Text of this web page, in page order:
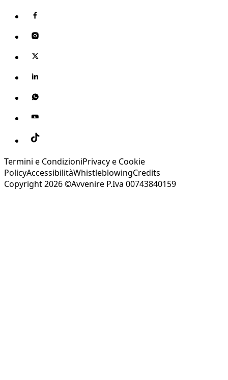
Termini e CondizioniPrivacy e Cookie
PolicyAccessibilitàWhistleblowingCredits
Copyright 2026 ©Avvenire P.Iva 00743840159